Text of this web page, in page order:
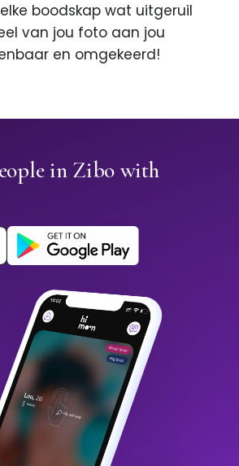
boodskap wat uitgeruil
van jou foto aan jou
en omgekeerd!
in Zibo with